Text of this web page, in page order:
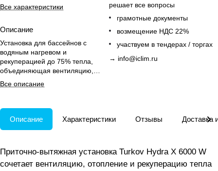
Все характеристики
Описание
Установка для бассейнов с
водяным нагревом и
рекуперацией до 75% тепла,
объединяющая вентиляцию,
отопление и осушение в одном
корпусе
Все описание
решает все вопросы
грамотные документы
возмещение НДС 22%
участвуем в тендерах / торгах
→ info@iclim.ru
Описание Характеристики Отзывы Доставка
Приточно-вытяжная установка Turkov Hydra X 6000 W
сочетает вентиляцию, отопление и рекуперацию тепла